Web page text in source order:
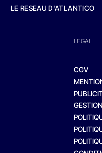
LE RESEAU D'ATLANTICO
LEGAL
CGV